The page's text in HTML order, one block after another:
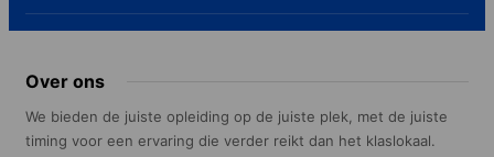
Over ons
We bieden de juiste opleiding op de juiste plek, met de juiste
timing voor een ervaring die verder reikt dan het klaslokaal.